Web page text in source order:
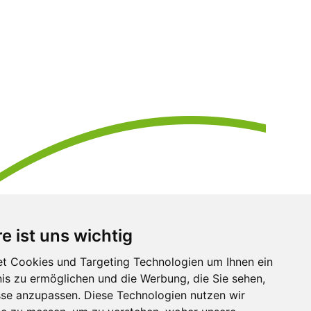
ist uns wichtig
Cookies und Targeting Technologien um Ihnen ein
zu ermöglichen und die Werbung, die Sie sehen,
anzupassen. Diese Technologien nutzen wir